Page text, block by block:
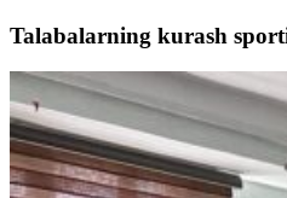
Talabalarning kurash